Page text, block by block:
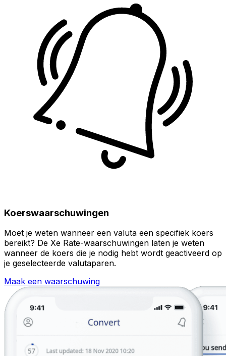
Koerswaarschuwingen
Moet je weten wanneer een valuta een specifiek koers
bereikt? De Xe Rate-waarschuwingen laten je weten
wanneer de koers die je nodig hebt wordt geactiveerd op
je geselecteerde valutaparen.
Maak een waarschuwing